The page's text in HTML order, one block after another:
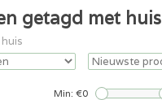
getagd met huis
huis
Min: €0